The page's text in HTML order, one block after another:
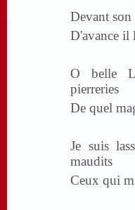
Devant
D'avance il
O belle
pierreries
De quel
Je suis
maudits
Ceux qui